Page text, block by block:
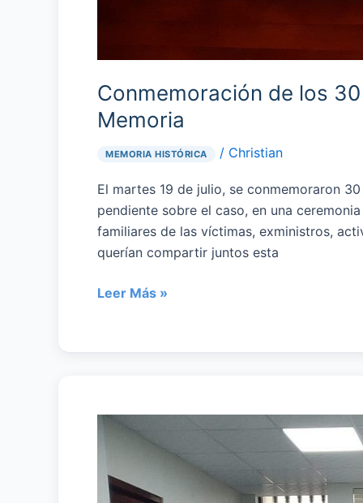
Conmemoración de los
Memoria
MEMORIA HISTÓRICA / Christian
El martes 19 de julio, se conmemoraron
pendiente sobre el caso, en una
familiares de las víctimas, exministros,
querían compartir juntos esta
Leer Más »
Santuario
Comunicado